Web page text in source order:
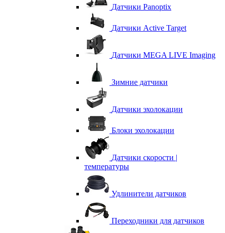
Датчики Panoptix
Датчики Active Target
Датчики MEGA LIVE Imaging
Зимние датчики
Датчики эхолокации
Блоки эхолокации
Датчики скорости |
температуры
Удлинители датчиков
Переходники для датчиков